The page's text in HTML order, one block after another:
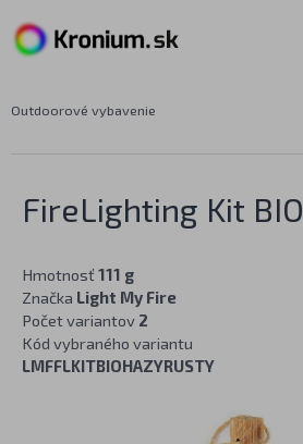
Outdoorové vybavenie
FireLighting Kit BIO
Hmotnosť 111 g
Značka Light My Fire
Počet variantov 2
Kód vybraného variantu
LMFFLKITBIOHAZYRUSTY